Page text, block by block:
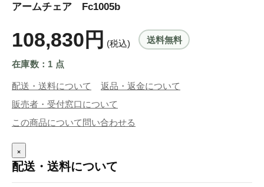
アームチェア Fc1005b
108,830円 (税込) 送料無料
在庫数：1 点
配送・送料について
返品・返金について
販売者・受付窓口について
この商品について問い合わせる
×
配送・送料について